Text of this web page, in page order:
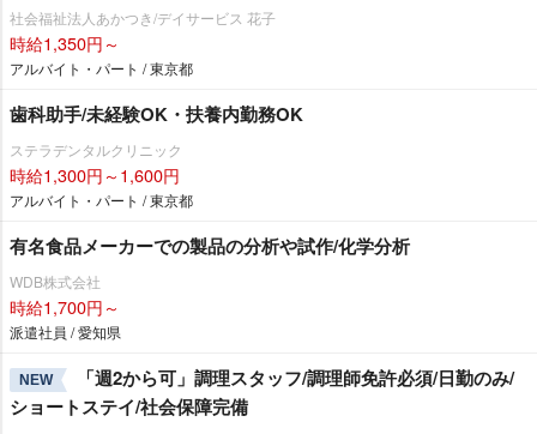
社会福祉法人あかつき/デイサービス 花子
時給1,350円～
アルバイト・パート / 東京都
歯科助手/未経験OK・扶養内勤務OK
ステラデンタルクリニック
時給1,300円～1,600円
アルバイト・パート / 東京都
有名食品メーカーでの製品の分析や試作/化学分析
WDB株式会社
時給1,700円～
派遣社員 / 愛知県
NEW
「週2から可」調理スタッフ/調理師免許必須/日勤のみ/
ショートステイ/社会保障完備